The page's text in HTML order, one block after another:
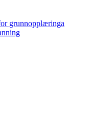
grunnopplæringa